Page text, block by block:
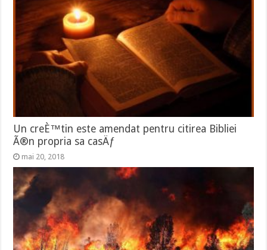
Un creÈ™tin este amendat pentru citirea Bibliei
Ã®n propria sa casÄƒ
mai 20, 2018